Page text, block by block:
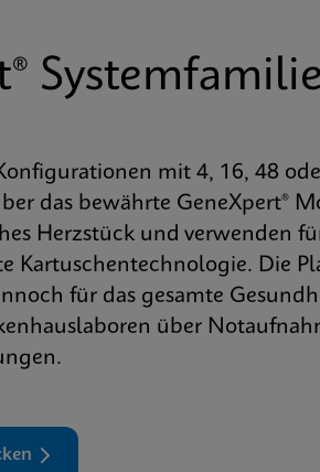
Systemfamilie
mit 4, 16, 48
das bewährte GeneXpert®
Herzstück und verwenden
Kartuschentechnologie. Die
für das gesamte
über